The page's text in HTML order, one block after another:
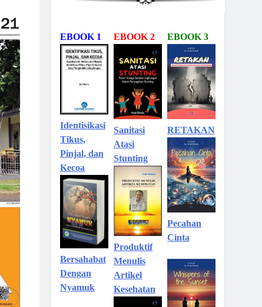
EBOOK 1
Identisikasi
Tikus,
Pinjal, dan
Kecoa
Bersahabat
Dengan
Nyamuk
EBOOK 2
Sanitasi
Atasi
Stunting
Produktif
Menulis
Artikel
Kesehatan
EBOOK 3
RETAKAN
Pecahan
Cinta